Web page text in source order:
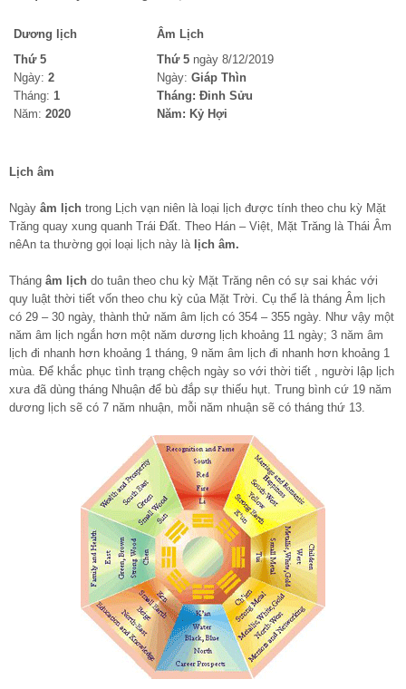
Dương lịch
Âm Lịch
Thứ 5
Ngày: 2
Tháng: 1
Năm: 2020
Thứ 5 ngày 8/12/2019
Ngày: Giáp Thìn
Tháng: Đinh Sửu
Năm: Kỷ Hợi
Lịch âm
Ngày âm lịch trong Lịch vạn niên là loại lịch được tính theo chu kỳ Mặt
Trăng quay xung quanh Trái Đất. Theo Hán – Việt, Mặt Trăng là Thái Âm
nêAn ta thường gọi loại lịch này là lịch âm.
Tháng âm lịch do tuân theo chu kỳ Mặt Trăng nên có sự sai khác với
quy luật thời tiết vốn theo chu kỳ của Mặt Trời. Cụ thể là tháng Âm lịch
có 29 – 30 ngày, thành thử năm âm lịch có 354 – 355 ngày. Như vậy một
năm âm lịch ngắn hơn một năm dương lịch khoảng 11 ngày; 3 năm âm
lịch đi nhanh hơn khoảng 1 tháng, 9 năm âm lịch đi nhanh hơn khoảng 1
mùa. Để khắc phục tình trạng chệch ngày so với thời tiết , người lập lịch
xưa đã dùng tháng Nhuận để bù đắp sự thiếu hụt. Trung bình cứ 19 năm
dương lịch sẽ có 7 năm nhuận, mỗi năm nhuận sẽ có tháng thứ 13.